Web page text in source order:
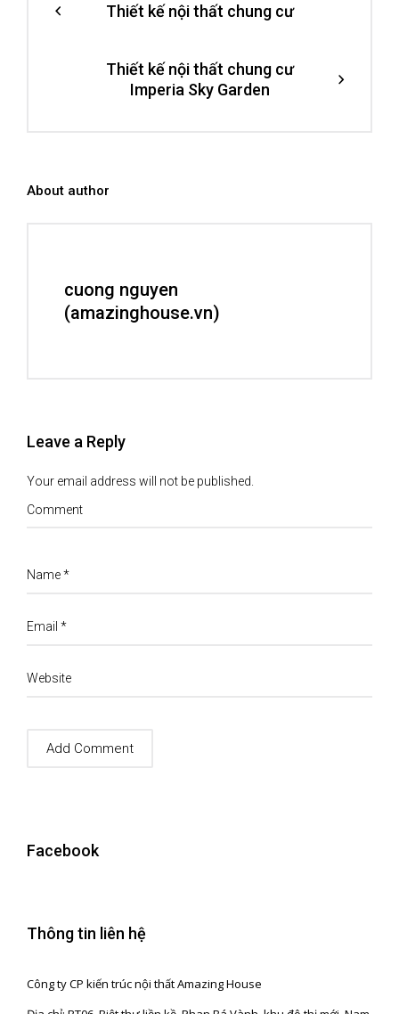
Thiết kế nội thất chung cư
Thiết kế nội thất chung cư
Imperia Sky Garden
About author
cuong nguyen
(amazinghouse.vn)
Leave a Reply
Your email address will not be published.
Comment
Name*
Email *
Website
Facebook
Thông tin liên hệ
Công ty CP kiến trúc nội thất Amazing House